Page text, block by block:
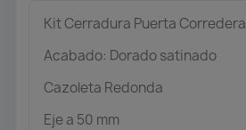
Kit Cerradura Puerta Corredera
Acabado: Dorado satinado
Cazoleta Redonda
Eje a 50 mm